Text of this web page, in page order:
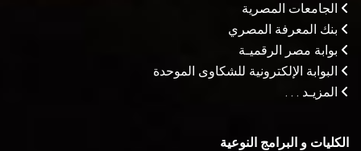
الجامعات المصرية
بنك المعرفة المصري
بوابة مصر الرقميـة
البوابة الإلكترونية للشكاوى الموحدة
المزيـد . . .
الكليات و البرامج النوعية